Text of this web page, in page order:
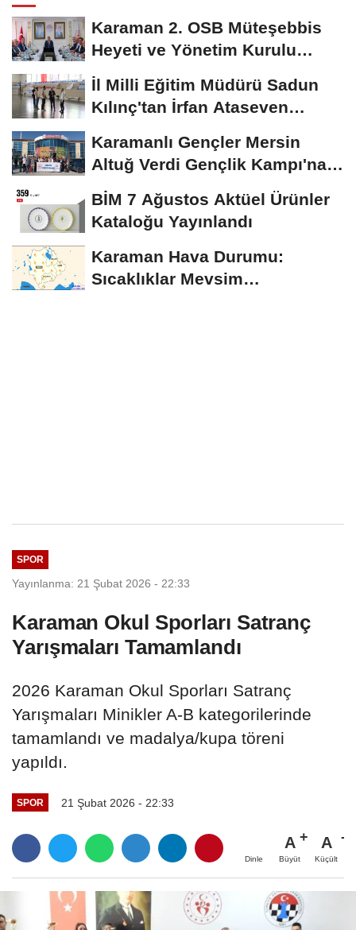
Karaman 2. OSB Müteşebbis
Heyeti ve Yönetim Kurulu
Toplantısı Gerçekleştirildi
İl Milli Eğitim Müdürü Sadun
Kılınç'tan İrfan Ataseven
Karamanlı Gençler Mersin
Altuğ Verdi Gençlik Kampı'na
Uğurlandı
BİM 7 Ağustos Aktüel Ürünler
Kataloğu Yayınlandı
Karaman Hava Durumu:
Sıcaklıklar Mevsim
SPOR
Yayınlanma: 21 Şubat 2026 - 22:33
Karaman Okul Sporları Satranç
Yarışmaları Tamamlandı
2026 Karaman Okul Sporları Satranç
Yarışmaları Minikler A-B kategorilerinde
tamamlandı ve madalya/kupa töreni
yapıldı.
SPOR 21 Şubat 2026 - 22:33
Dinle
A
Büyüt
A
Küçült